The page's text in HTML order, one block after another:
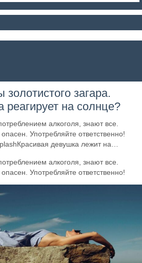
загара.
реагирует на солнце?
алкоголя, знают все.
Употребляйте ответственно!
девушка лежит на…
алкоголя, знают все.
Употребляйте ответственно!